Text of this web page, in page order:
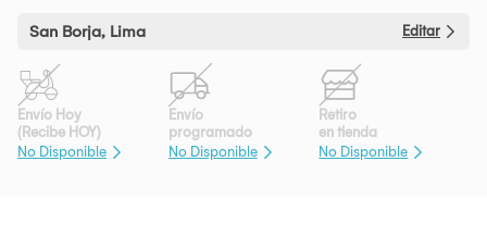
San Borja, Lima Editar
Envío Hoy
(Recibe HOY)
No Disponible
Envío
programado
No Disponible
Retiro
en tienda
No Disponible